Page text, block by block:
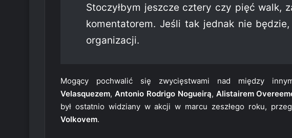
Stoczyłbym jeszcze cztery czy pięć walk,
komentatorem. Jeśli tak jednak nie
organizacji.
Mogący pochwalić się zwycięstwami nad między
Velasquezem, Antonio Rodrigo Nogueirą, Alistairem
był ostatnio widziany w akcji w marcu zeszłego roku,
Volkovem.